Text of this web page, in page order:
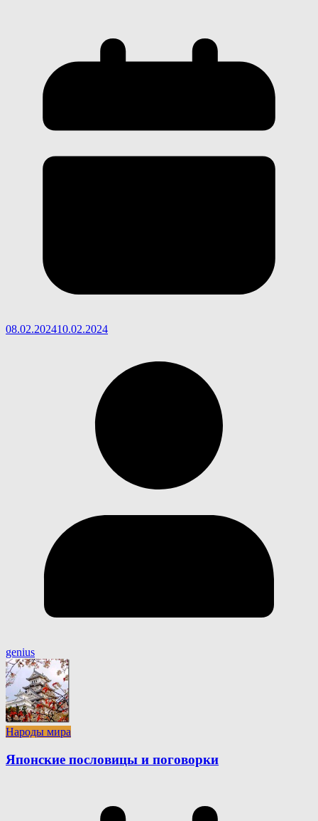
08.02.202410.02.2024
genius
Народы мира
Японские пословицы и поговорки